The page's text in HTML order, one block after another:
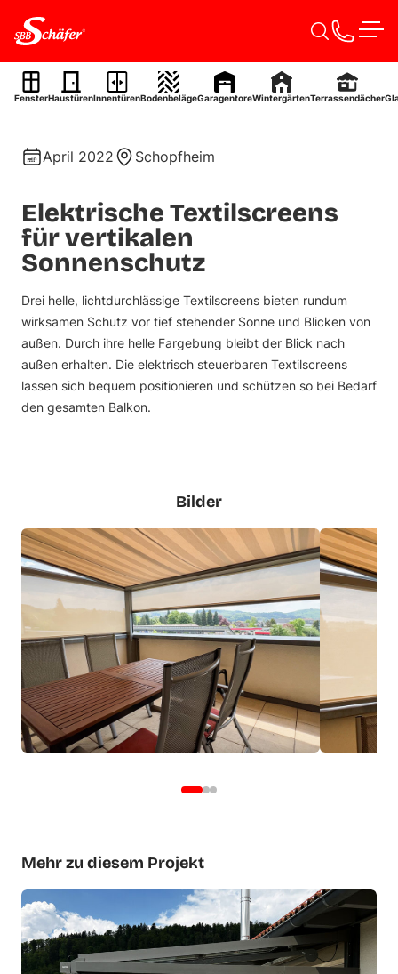
FensterHaustürenInnentürenBodenbelägeGaragentoreWintergärtenTerrassendächer
Textilscreens
April 2022 Schopfheim
Elektrische Textilscreens
für vertikalen
Sonnenschutz
Drei helle, lichtdurchlässige Textilscreens bieten rundum
wirksamen Schutz vor tief stehender Sonne und Blicken von
außen. Durch ihre helle Fargebung bleibt der Blick nach
außen erhalten. Die elektrisch steuerbaren Textilscreens
lassen sich bequem positionieren und schützen so bei Bedarf
den gesamten Balkon.
Bilder
Mehr zu diesem Projekt